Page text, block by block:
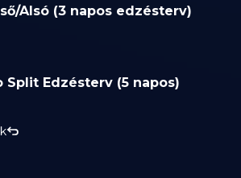
Alsó (3 napos edzésterv)
Split Edzésterv (5 napos)